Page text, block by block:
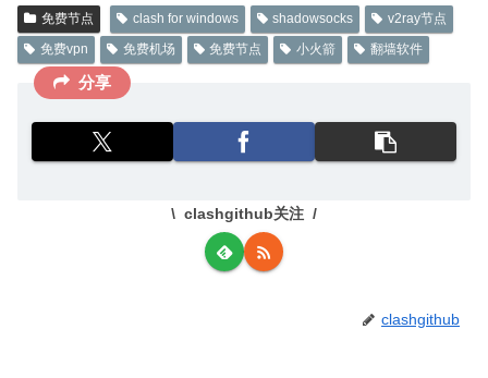
免费节点 clash for windows shadowsocks
v2ray节点
免费vpn
免费机场 免费节点 小火箭 翻墙软件
分享
clashgithub关注
clashgithub